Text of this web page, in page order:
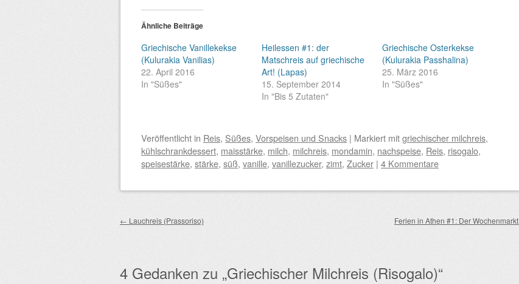
Ähnliche Beiträge
Griechische Vanillekekse
(Kulurakia Vanilias)
22. April 2016
In "Süßes"
Heilessen #1: der
Matschreis auf griechische
Art! (Lapas)
15. September 2014
In "Bis 5 Zutaten"
Griechische Osterkekse
(Kulurakia Passhalina)
25. März 2016
In "Süßes"
Veröffentlicht in Reis, Süßes, Vorspeisen und Snacks | Markiert mitgriechischer milchreis,
kühlschrankdessert, maisstärke, milch, milchreis, mondamin, nachspeise, Reis, risogalo,
speisestärke, stärke, süß, vanille, vanillezucker, zimt, Zucker | 4 Kommentare
Beitragsnavigation
← Lauchreis (Prassoriso) Ferien in Athen #1: Der Wochenmarkt
4 Gedanken zu „Griechischer Milchreis (Risogalo)“